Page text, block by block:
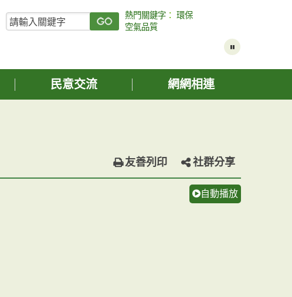
關
鍵
詢
熱門關鍵字 ：環保
空氣品質
民意交流 網網相連
友善列印 社群分享
自動播放